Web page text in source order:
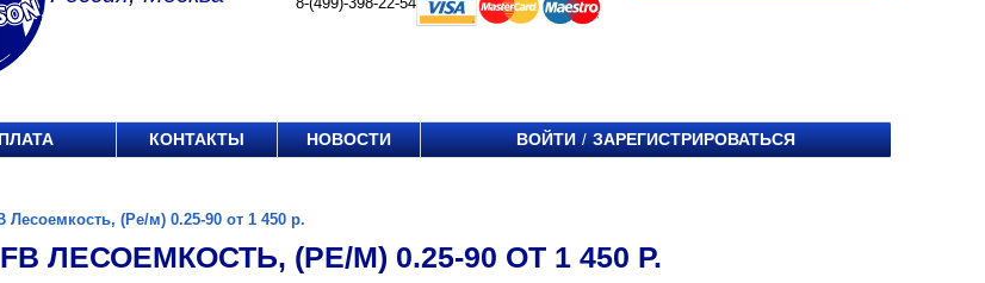
КОНТАКТЫ НОВОСТИ ВОЙТИ / ЗАРЕГИСТРИРОВАТЬСЯ
Лесоемкость, (Ре/м) 0.25-90 от 1 450 р.
FB ЛЕСОЕМКОСТЬ, (РЕ/М) 0.25-90 ОТ 1 450 Р.